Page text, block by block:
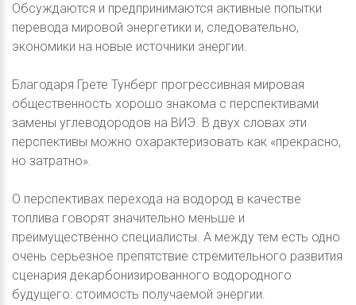
Обсуждаются и предпринимаются активные попытки
перевода мировой энергетики и, следовательно,
экономики на новые источники энергии.
Благодаря Грете Тунберг прогрессивная мировая
общественность хорошо знакома с перспективами
замены углеводородов на ВИЭ. В двух словах эти
перспективы можно охарактеризовать как «прекрасно,
но затратно».
О перспективах перехода на водород в качестве
топлива говорят значительно меньше и
преимущественно специалисты. А между тем есть одно
очень серьезное препятствие стремительного развития
сценария декарбонизированного водородного
будущего: стоимость получаемой энергии.